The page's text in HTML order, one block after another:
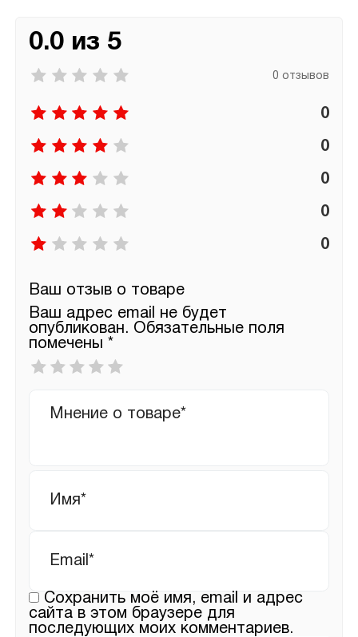
0.0 из 5
0 отзывов
0
0
0
0
0
Ваш отзыв о товаре
Ваш адрес email не будет
опубликован. Обязательные поля
помечены *
Ваша
оценка
отзыв
Сохранить моё имя, email и адрес
сайта в этом браузере для
последующих моих комментариев.